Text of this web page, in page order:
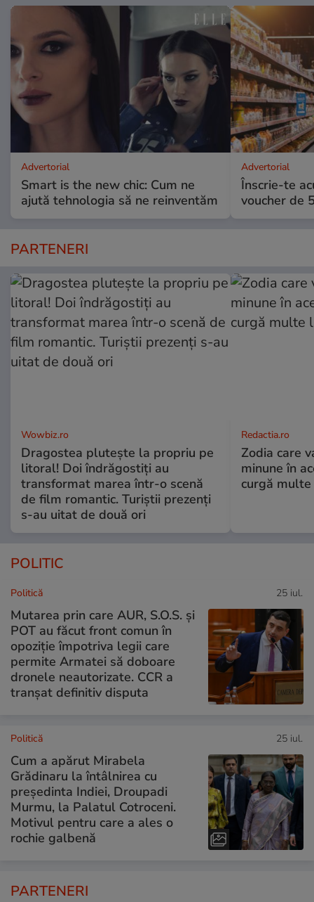
Advertorial
Smart is the new chic: Cum ne
ajută tehnologia să ne reinventăm
Advertorial
Înscrie-te
voucher de
PARTENERI
Wowbiz.ro
Dragostea plutește la propriu pe
litoral! Doi îndrăgostiți au
transformat marea într-o scenă
de film romantic. Turiștii prezenți
s-au uitat de două ori
Redactia.ro
Zodia care
minune în
curgă
POLITIC
Politică 25 iul.
Mutarea prin care AUR, S.O.S. și
POT au făcut front comun în
opoziție împotriva legii care
permite Armatei să doboare
dronele neautorizate. CCR a
tranșat definitiv disputa
Politică 25 iul.
Cum a apărut Mirabela
Grădinaru la întâlnirea cu
președinta Indiei, Droupadi
Murmu, la Palatul Cotroceni.
Motivul pentru care a ales o
rochie galbenă
PARTENERI